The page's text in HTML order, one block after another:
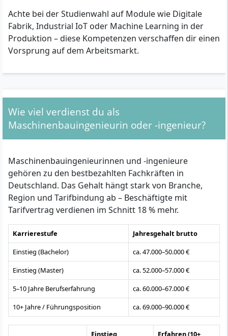
Achte bei der Studienwahl auf Module wie Digitale
Fabrik, Industrial IoT oder Machine Learning in der
Produktion – diese Kompetenzen verschaffen dir einen
Vorsprung auf dem Arbeitsmarkt.
Wie viel verdienst du als
Maschinenbauingenieurin oder -ingenieur?
Maschinenbauingenieurinnen und -ingenieure
gehören zu den bestbezahlten Fachkräften in
Deutschland. Das Gehalt hängt stark von Branche,
Region und Tarifbindung ab – Beschäftigte mit
Tarifvertrag verdienen im Schnitt 18 % mehr.
Karrierestufe
Jahresgehalt brutto
Einstieg (Bachelor)
ca. 47.000–50.000 €
Einstieg (Master)
ca. 52.000–57.000 €
5–10 Jahre Berufserfahrung
ca. 60.000–67.000 €
10+ Jahre / Führungsposition
ca. 69.000–90.000 €
Einstieg Erfahren (10+